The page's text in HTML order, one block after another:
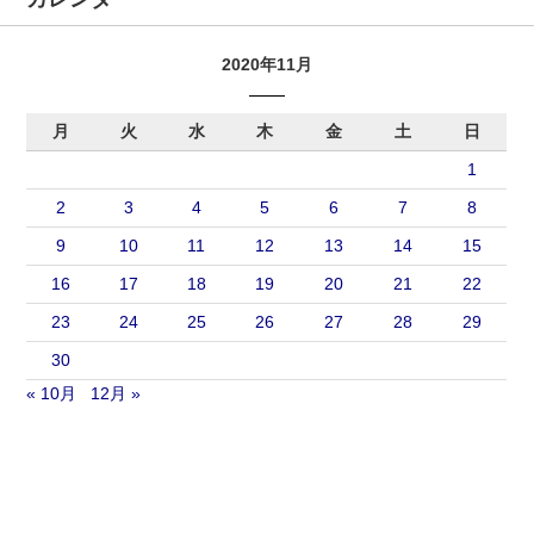
2020年11月
月 火 水 木 金 土
日
1
2
3 4 5 6 7
8
9
10 11 12 13 14
15
16
17 18 19 20 21
22
23
24 25 26 27 28
29
30
« 10月
12月 »